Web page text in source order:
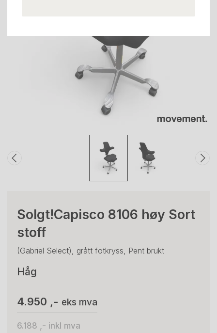
Solgt!Capisco 8106 høy Sort
stoff
(Gabriel Select), grått fotkryss, Pent brukt
Håg
4.950 ,- eks mva
6.188 ,- inkl mva